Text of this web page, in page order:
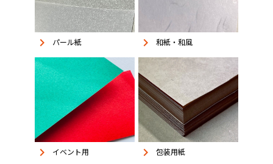
keyboard_arrow_right パール紙 keyboard_arrow_right 和紙・和風
keyboard_arrow_right イベント用 keyboard_arrow_right 包装用紙